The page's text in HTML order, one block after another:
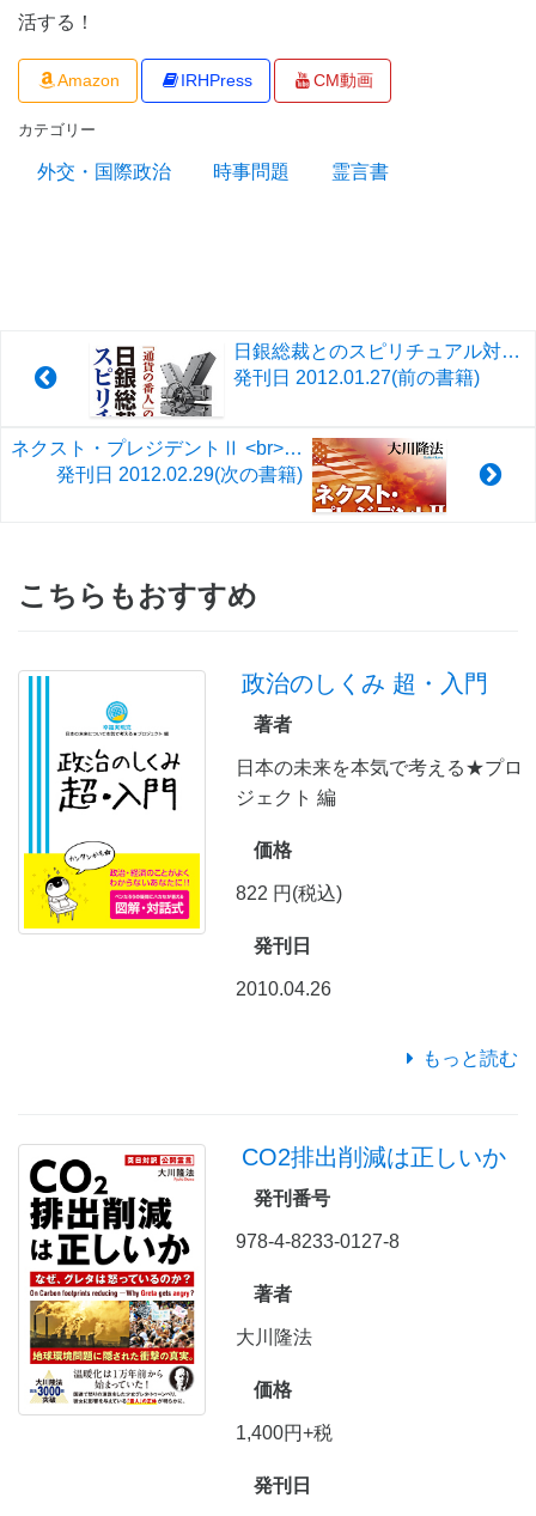
活する！
Amazon IRHPress CM動画
カテゴリー
外交・国際政治 時事問題 霊言書
日銀総裁とのスピリチュアル対話 <br>「通貨の番人」の正体
発刊日 2012.01.27(前の書籍)
ネクスト・プレジデントⅡ <br>守護霊インタヴュー ミット・ロムニーvs.リック・サントラム
発刊日 2012.02.29(次の書籍)
こちらもおすすめ
政治のしくみ 超・入門
著者
日本の未来を本気で考える★プロ
ジェクト 編
価格
822 円(税込)
発刊日
2010.04.26
もっと読む
CO2排出削減は正しいか
発刊番号
978-4-8233-0127-8
著者
大川隆法
価格
1,400円+税
発刊日